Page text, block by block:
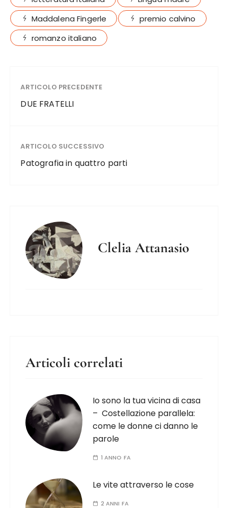
Maddalena Fingerle
premio calvino
romanzo italiano
ARTICOLO PRECEDENTE
DUE FRATELLI
ARTICOLO SUCCESSIVO
Patografia in quattro parti
Clelia Attanasio
Articoli correlati
Io sono la tua vicina di casa
– Costellazione parallela:
come le donne ci danno le
parole
1 ANNO FA
Le vite attraverso le cose
2 ANNI FA